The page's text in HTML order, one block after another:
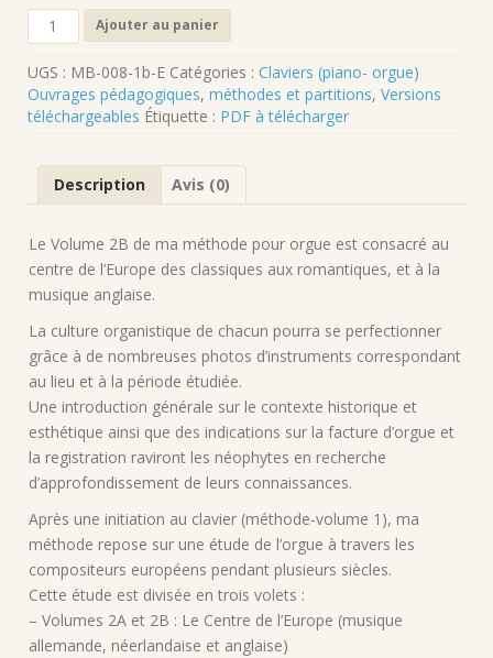
quantité
de
Chapitre
1
(suite)
du
2B
méthode
pour
grand
orgue
en
PDF
à
télécharger
Ajouter au panier
UGS : MB-008-1b-E Catégories : Claviers (piano- orgue)
Ouvrages pédagogiques, méthodes et partitions, Versions
téléchargeables Étiquette : PDF à télécharger
Description Avis (0)
Le Volume 2B de ma méthode pour orgue est consacré au
centre de l’Europe des classiques aux romantiques, et à la
musique anglaise.
La culture organistique de chacun pourra se perfectionner
grâce à de nombreuses photos d’instruments correspondant
au lieu et à la période étudiée.
Une introduction générale sur le contexte historique et
esthétique ainsi que des indications sur la facture d’orgue et
la registration raviront les néophytes en recherche
d’approfondissement de leurs connaissances.
Après une initiation au clavier (méthode-volume 1), ma
méthode repose sur une étude de l’orgue à travers les
compositeurs européens pendant plusieurs siècles.
Cette étude est divisée en trois volets :
– Volumes 2A et 2B : Le Centre de l’Europe (musique
allemande, néerlandaise et anglaise)